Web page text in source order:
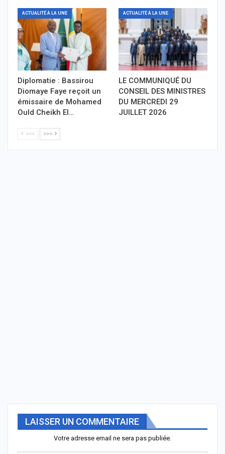
ACTUALITÉ À LA UNE
Diplomatie : Bassirou
Diomaye Faye reçoit un
émissaire de Mohamed
Ould Cheikh El…
ACTUALITÉ À LA UNE
LE COMMUNIQUÉ DU
CONSEIL DES MINISTRES
DU MERCREDI 29
JUILLET 2026
<<< >>>
LAISSER UN COMMENTAIRE
Votre adresse email ne sera pas publiée.